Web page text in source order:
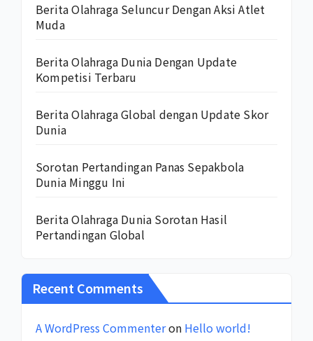
Berita Olahraga Seluncur Dengan Aksi Atlet
Muda
Berita Olahraga Dunia Dengan Update
Kompetisi Terbaru
Berita Olahraga Global dengan Update Skor
Dunia
Sorotan Pertandingan Panas Sepakbola
Dunia Minggu Ini
Berita Olahraga Dunia Sorotan Hasil
Pertandingan Global
Recent Comments
A WordPress Commenteron Hello world!